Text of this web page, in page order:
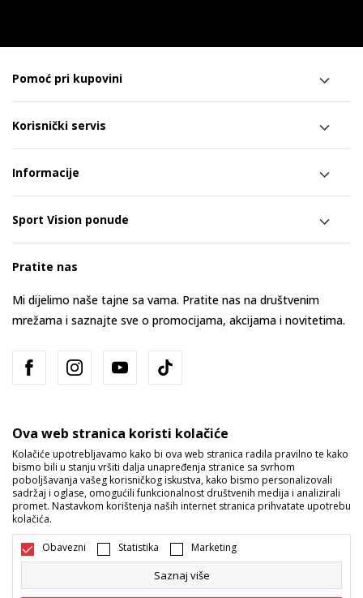
Pomoć pri kupovini
Korisnički servis
Informacije
Sport Vision ponude
Pratite nas
Mi dijelimo naše tajne sa vama. Pratite nas na društvenim
mrežama i saznajte sve o promocijama, akcijama i novitetima.
Bosna i Hercegovina Promijenite
Nastojimo da budemo što precizniji u opisu proizvoda, prikazu slika i
Ova web stranica koristi kolačiće
Kolačiće upotrebljavamo kako bi ova web stranica radila pravilno te kako
bismo bili u stanju vršiti dalja unapređenja stranice sa svrhom
poboljšavanja vašeg korisničkog iskustva, kako bismo personalizovali
sadržaj i oglase, omogućili funkcionalnost društvenih medija i analizirali
promet. Nastavkom korištenja naših internet stranica prihvatate upotrebu
kolačića.
Obavezni Statistika Marketing
Saznaj više